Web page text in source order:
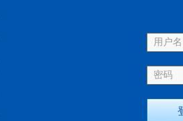
用户
密码